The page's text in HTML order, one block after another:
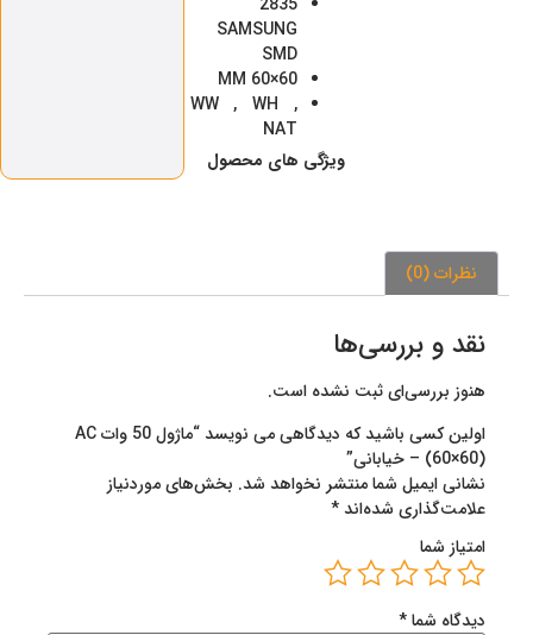
SAMSUNG
SMD
60×60 MM
WW , WH ,
NAT
ویژگی‌ های محصول
نظرات (0)
نقد و بررسی‌ها
هنوز بررسی‌ای ثبت نشده است.
اولین کسی باشید که دیدگاهی می نویسد “ماژول 50 وات AC
(60×60) – خیابانی”
نشانی ایمیل شما منتشر نخواهد شد. بخش‌های موردنیاز
علامت‌گذاری شده‌اند*
امتیاز شما
دیدگاه شما*